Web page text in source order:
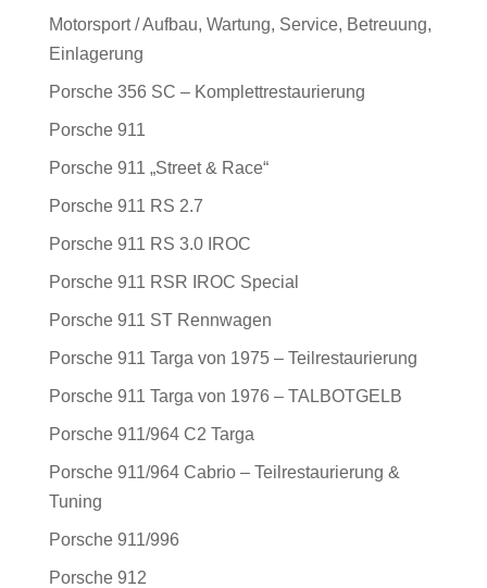
Motorsport / Aufbau, Wartung, Service, Betreuung,
Einlagerung
Porsche 356 SC – Komplettrestaurierung
Porsche 911
Porsche 911 „Street & Race“
Porsche 911 RS 2.7
Porsche 911 RS 3.0 IROC
Porsche 911 RSR IROC Special
Porsche 911 ST Rennwagen
Porsche 911 Targa von 1975 – Teilrestaurierung
Porsche 911 Targa von 1976 – TALBOTGELB
Porsche 911/964 C2 Targa
Porsche 911/964 Cabrio – Teilrestaurierung &
Tuning
Porsche 911/996
Porsche 912